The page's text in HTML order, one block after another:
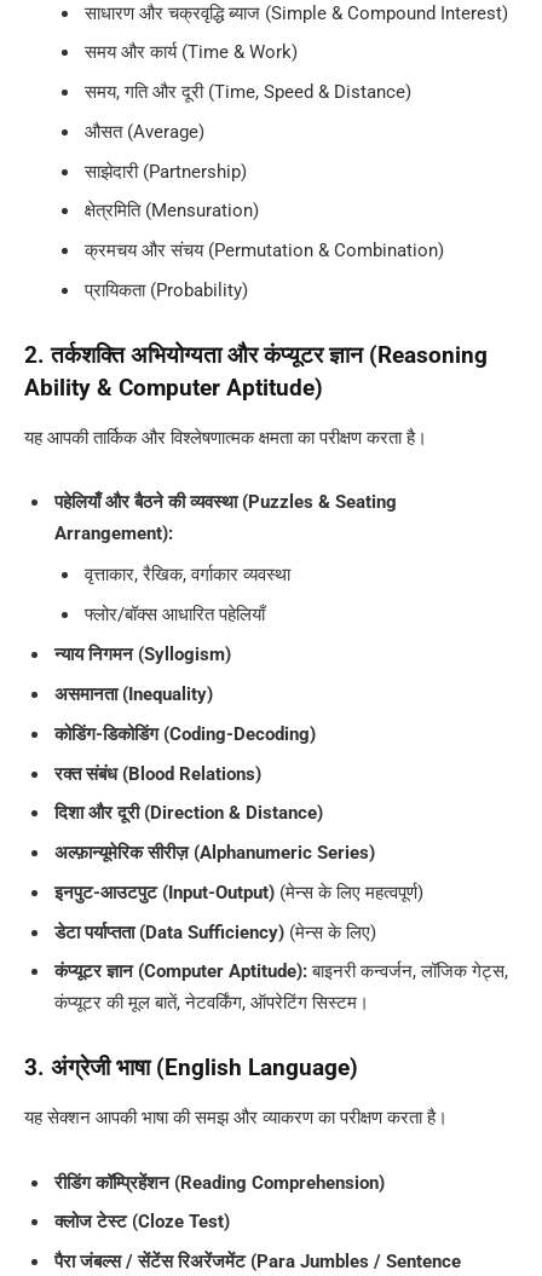
साधारण और चक्रवृद्धि ब्याज (Simple & Compound Interest)
समय और कार्य (Time & Work)
समय, गति और दूरी (Time, Speed & Distance)
औसत (Average)
साझेदारी (Partnership)
क्षेत्रमिति (Mensuration)
क्रमचय और संचय (Permutation & Combination)
प्रायिकता (Probability)
2. तर्कशक्ति अभियोग्यता और कंप्यूटर ज्ञान (Reasoning
Ability & Computer Aptitude)
यह आपकी तार्किक और विश्लेषणात्मक क्षमता का परीक्षण करता है।
पहेलियाँ और बैठने की व्यवस्था (Puzzles & Seating
Arrangement):
वृत्ताकार, रैखिक, वर्गाकार व्यवस्था
फ्लोर/बॉक्स आधारित पहेलियाँ
न्याय निगमन (Syllogism)
असमानता (Inequality)
कोडिंग-डिकोडिंग (Coding-Decoding)
रक्त संबंध (Blood Relations)
दिशा और दूरी (Direction & Distance)
अल्फ़ान्यूमेरिक सीरीज़ (Alphanumeric Series)
इनपुट-आउटपुट (Input-Output) (मेन्स के लिए महत्वपूर्ण)
डेटा पर्याप्तता (Data Sufficiency) (मेन्स के लिए)
कंप्यूटर ज्ञान (Computer Aptitude):बाइनरी कन्वर्जन, लॉजिक गेट्स,
कंप्यूटर की मूल बातें, नेटवर्किंग, ऑपरेटिंग सिस्टम।
3. अंग्रेजी भाषा (English Language)
यह सेक्शन आपकी भाषा की समझ और व्याकरण का परीक्षण करता है।
रीडिंग कॉम्प्रिहेंशन (Reading Comprehension)
क्लोज टेस्ट (Cloze Test)
पैरा जंबल्स / सेंटेंस रिअरेंजमेंट (Para Jumbles / Sentence